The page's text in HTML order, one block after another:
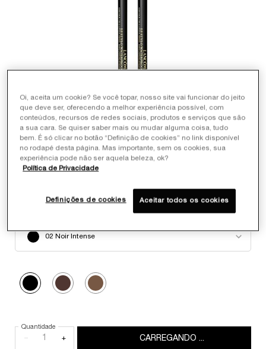
02 Noir Intense
Selected
02 Noir Intense, 1 of 3
Selected
03 Chocolat, 2 of 3
Selected
04 Bronze Riche, 3 of 3
−
Quantidade
+ CARREGANDO ...
Oi, aceita um cookie? Se você topar, nosso site vai funcionar do jeito
que deve ser, oferecendo a melhor experiência possível, com
conteúdos, recursos de redes sociais, produtos e serviços que são
a sua cara. Se quiser saber mais ou mudar alguma coisa, tudo
bem. É só clicar no botão “Definição de cookies” no link disponível
no rodapé desta página. Mas importante, sem os cookies, sua
experiência pode não ser aquela beleza, ok?
Política de Privacidade
Definições de cookies Aceitar todos os cookies